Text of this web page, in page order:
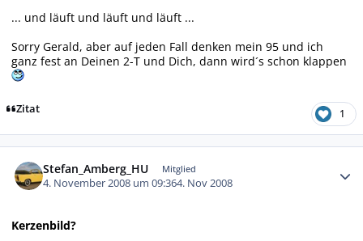
... und läuft und läuft und läuft ...
Sorry Gerald, aber auf jeden Fall denken mein 95 und ich
ganz fest an Deinen 2-T und Dich, dann wird´s schon klappen
Zitat 1
Stefan_Amberg_HU Mitglied
4. November 2008 um 09:364. Nov 2008
Kerzenbild?